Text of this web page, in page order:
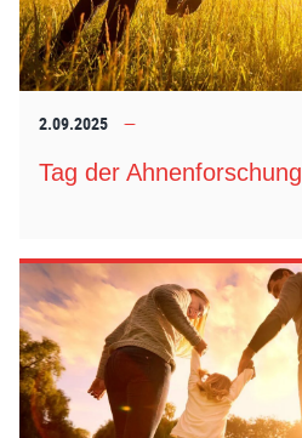
2.09.2025
Tag der Ahnenforschung